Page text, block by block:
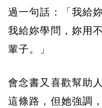
過一句話：「我給
我給妳學問，妳用
輩子。」
會念書又喜歡幫助
這條路，但她強調